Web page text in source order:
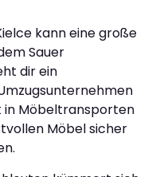
kann eine große
Sauer
dir ein
in Möbeltransporten
Möbel sicher